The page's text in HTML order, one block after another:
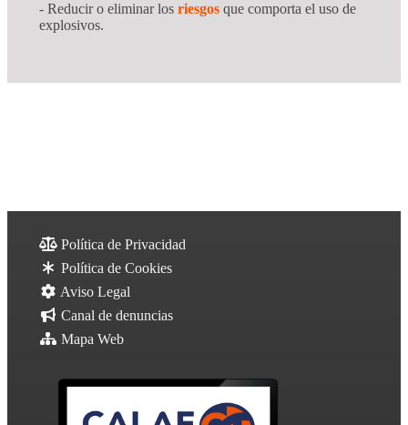
- Reducir o eliminar los riesgos que comporta el uso de
explosivos.
Política de Privacidad
Política de Cookies
Aviso Legal
Canal de denuncias
Mapa Web